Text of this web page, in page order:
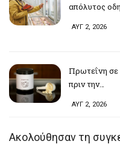
απόλυτος
ΑΥΓ 2, 2026
Πρωτεΐνη σε
πριν την…
ΑΥΓ 2, 2026
Ακολούθησαν τη